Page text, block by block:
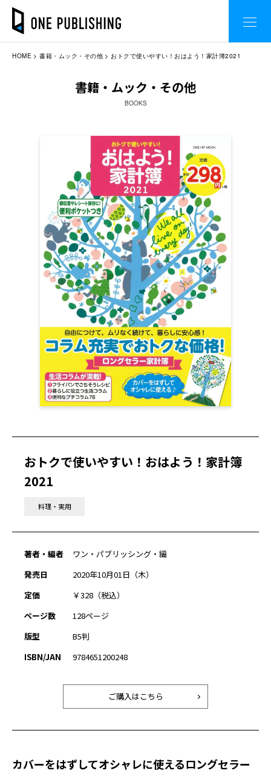
HOME 書籍・ムック・その他 おトクで使いやすい！おはよう！家計簿2021
書籍・ムック・その他
BOOKS
おトクで使いやすい！おはよう！家計簿
2021
料理・実用
著者・編者
ワン・パブリッシング・編
発売日
2020年10月01日（木）
定価
￥328（税込）
ページ数
128ページ
版型
B5判
ISBN/JAN
9784651200248
ご購入はこちら
カバーをはずしてオシャレに使えるロングセラー